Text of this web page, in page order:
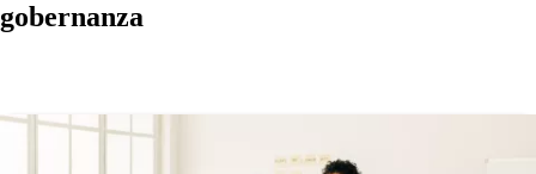
gobernanza